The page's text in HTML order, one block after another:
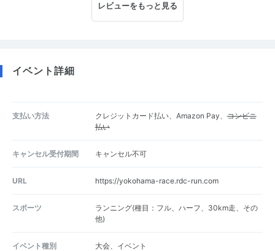
レビューをもっと見る
イベント詳細
支払い方法 クレジットカード払い、Amazon Pay、コンビニ
払い
キャンセル受付期間 キャンセル不可
URL https://yokohama-race.rdc-run.com
スポーツ
ランニング(種目：フル、ハーフ、30km走、その
他)
イベント種別 大会、イベント